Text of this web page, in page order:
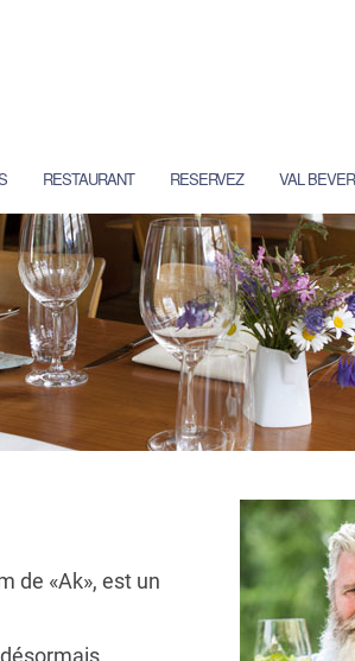
RESTAURANT RESERVEZ VAL BEVER
de «Ak», est un